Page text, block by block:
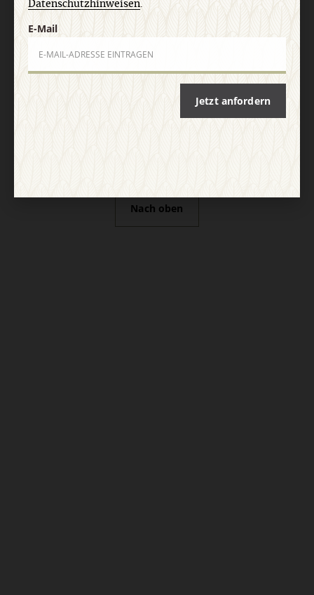
Vertrag widerrufen Abo online kündigen
Nach oben
Datenschutzhinweisen.
E-Mail
Jetzt anfordern